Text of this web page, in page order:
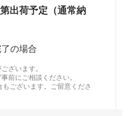
出荷予定（通常納
の場合
ざいます。
前にご相談ください。
ございます。ご留意くださ